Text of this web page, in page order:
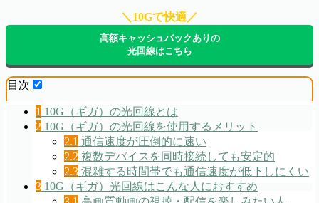
＼10Gで快適／
高額キャッシュバックありの
光回線はこちら
目次
1 10G（ギガ）の光回線とは
2 10G（ギガ）の光回線を使用するメリット
2.1 通信速度が圧倒的に速い
2.2 複数デバイスを同時接続しても安定的
2.3 混雑する時間帯でも通信速度が低下しにくい
3 10G（ギガ）光回線はこんな人におすすめ